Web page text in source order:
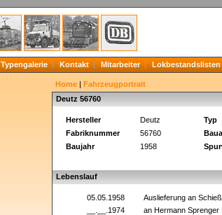
Typengalerie Kontakt Mitarbeiter Lokbestandslisten
Home | Fahrzeugportrait
Deutz 56760
Hersteller Deutz Typ
Fabriknummer
56760
Baujahr
1958
Lebenslauf
05.05.1958
Auslieferung an
__.__.1974
an Hermann